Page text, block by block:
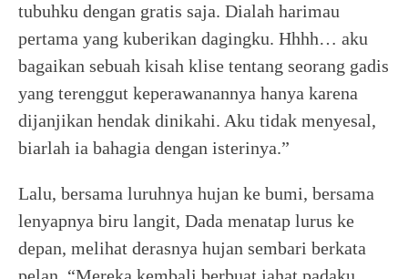
tubuhku dengan gratis saja. Dialah harimau
pertama yang kuberikan dagingku. Hhhh… aku
bagaikan sebuah kisah klise tentang seorang gadis
yang terenggut keperawanannya hanya karena
dijanjikan hendak dinikahi. Aku tidak menyesal,
biarlah ia bahagia dengan isterinya.”
Lalu, bersama luruhnya hujan ke bumi, bersama
lenyapnya biru langit, Dada menatap lurus ke
depan, melihat derasnya hujan sembari berkata